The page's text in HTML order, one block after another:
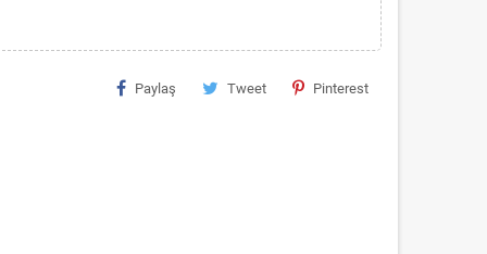
Paylaş Tweet Pinterest